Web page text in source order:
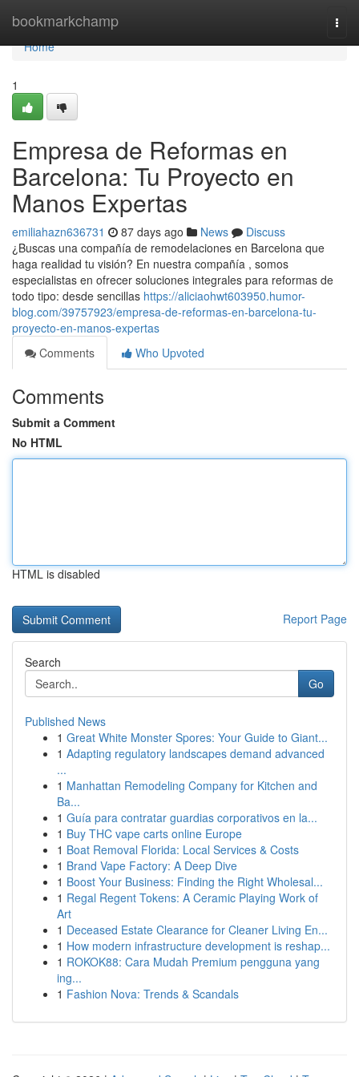
bookmarkchamp
Home
Home
1
Empresa de Reformas en
Barcelona: Tu Proyecto en
Manos Expertas
emiliahazn636731 87 days ago News
Discuss
¿Buscas una compañía de remodelaciones en Barcelona que
haga realidad tu visión? En nuestra compañía , somos
especialistas en ofrecer soluciones integrales para reformas de
todo tipo: desde sencillas https://aliciaohwt603950.humor-
blog.com/39757923/empresa-de-reformas-en-barcelona-tu-
proyecto-en-manos-expertas
Comments
Who Upvoted
Comments
Submit a Comment
No HTML
HTML is disabled
Report Page
Search
Go
Published News
1 Great White Monster Spores: Your Guide to Giant...
1 Adapting regulatory landscapes demand advanced
...
1 Manhattan Remodeling Company for Kitchen and
Ba...
1 Guía para contratar guardias corporativos en la...
1 Buy THC vape carts online Europe
1 Boat Removal Florida: Local Services & Costs
1 Brand Vape Factory: A Deep Dive
1 Boost Your Business: Finding the Right Wholesal...
1 Regal Regent Tokens: A Ceramic Playing Work of
Art
1 Deceased Estate Clearance for Cleaner Living En...
1 How modern infrastructure development is reshap...
1 ROKOK88: Cara Mudah Premium pengguna yang
ing...
1 Fashion Nova: Trends & Scandals